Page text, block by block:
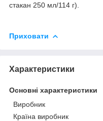
стакан 250 мл/114 г).
Приховати
Характеристики
Основні характеристики
Виробник
Країна виробник